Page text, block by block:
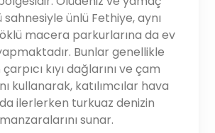
ünlü Fethiye, aynı
macera parkurlarına da ev
Bunlar genellikle
kıyı dağlarını ve çam
kullanarak, katılımcılar hava
ilerlerken turkuaz denizin
manzaralarını sunar.